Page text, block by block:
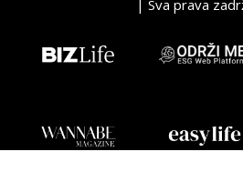
| Sva prava